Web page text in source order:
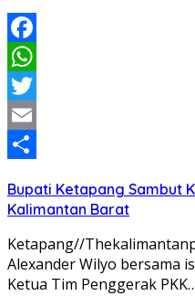
Facebook
WhatsApp
Twitter
Email
Bupati Ketapang Sambut
Kalimantan Barat
Ketapang//
Alexander Wilyo bersama
Ketua Tim Penggerak